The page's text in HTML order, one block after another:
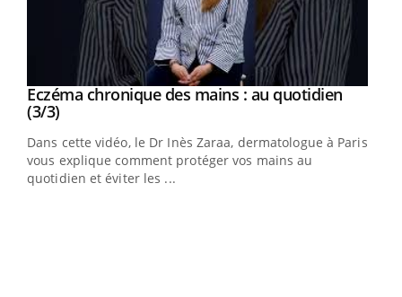
Youtube
Youtube
Eczéma chronique des mains : au quotidien
(3/3)Youtube
Dans cette vidéo, le Dr Inès Zaraa, dermatologue à Paris,
vous explique comment protéger vos mains au
quotidien et éviter les ...